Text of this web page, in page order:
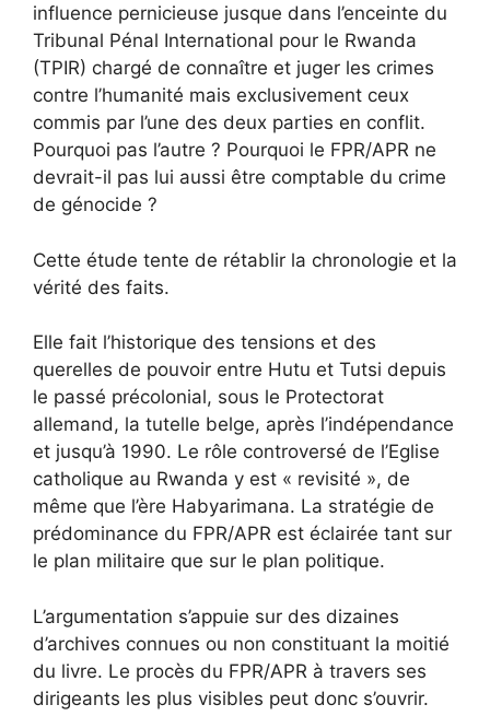
influence pernicieuse jusque dans l’enceinte du
Tribunal Pénal International pour le Rwanda
(TPIR) chargé de connaître et juger les crimes
contre l’humanité mais exclusivement ceux
commis par l’une des deux parties en conflit.
Pourquoi pas l’autre ? Pourquoi le FPR/APR ne
devrait-il pas lui aussi être comptable du crime
de génocide ?
Cette étude tente de rétablir la chronologie et la
vérité des faits.
Elle fait l’historique des tensions et des
querelles de pouvoir entre Hutu et Tutsi depuis
le passé précolonial, sous le Protectorat
allemand, la tutelle belge, après l’indépendance
et jusqu’à 1990. Le rôle controversé de l’Eglise
catholique au Rwanda y est « revisité », de
même que l’ère Habyarimana. La stratégie de
prédominance du FPR/APR est éclairée tant sur
le plan militaire que sur le plan politique.
L’argumentation s’appuie sur des dizaines
d’archives connues ou non constituant la moitié
du livre. Le procès du FPR/APR à travers ses
dirigeants les plus visibles peut donc s’ouvrir.